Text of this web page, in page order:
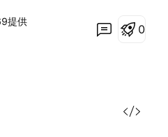
提供
0